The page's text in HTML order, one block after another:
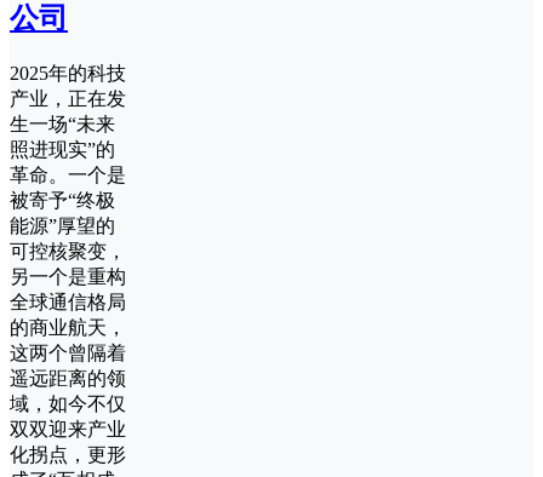
公司
2025年的科技
产业，正在发
生一场“未来
照进现实”的
革命。一个是
被寄予“终极
能源”厚望的
可控核聚变，
另一个是重构
全球通信格局
的商业航天，
这两个曾隔着
遥远距离的领
域，如今不仅
双双迎来产业
化拐点，更形